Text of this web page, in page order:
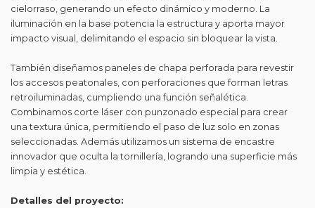
cielorraso, generando un efecto dinámico y moderno. La
iluminación en la base potencia la estructura y aporta mayor
impacto visual, delimitando el espacio sin bloquear la vista.
También diseñamos paneles de chapa perforada para revestir
los accesos peatonales, con perforaciones que forman letras
retroiluminadas, cumpliendo una función señalética.
Combinamos corte láser con punzonado especial para crear
una textura única, permitiendo el paso de luz solo en zonas
seleccionadas. Además utilizamos un sistema de encastre
innovador que oculta la tornillería, logrando una superficie más
limpia y estética.
Detalles del proyecto: